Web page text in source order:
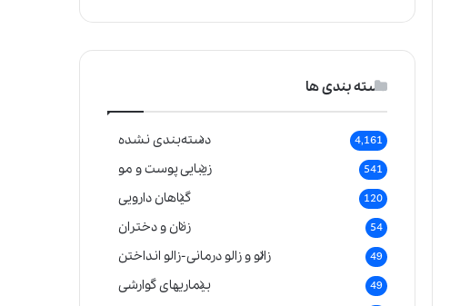
دسته بندی ها
دسته‌بندی نشده 4,161
زیبایی پوست و مو 541
گیاهان دارویی 120
زنان و دختران 54
زالو و زالو درمانی-زالو انداختن 49
بیماریهای گوارشی 49